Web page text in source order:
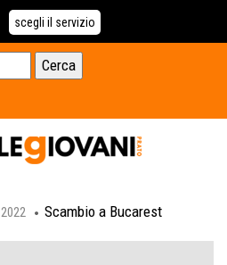
scegli il servizio
2022 Scambio a Bucarest